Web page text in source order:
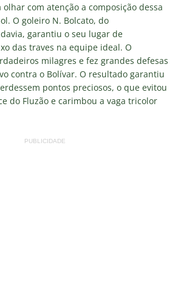
com atenção a composição dessa
O goleiro N. Bolcato, do
garantiu o seu lugar de
das traves na equipe ideal. O
milagres e fez grandes defesas
contra o Bolívar. O resultado garantiu
pontos preciosos, o que evitou
do Fluzão e carimbou a vaga tricolor
PUBLICIDADE